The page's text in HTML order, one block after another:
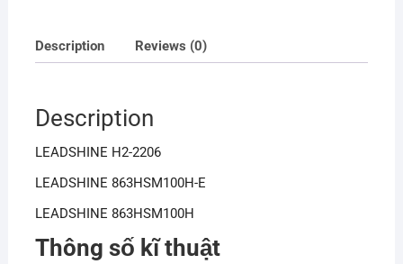
Description Reviews (0)
Description
LEADSHINE H2-2206
LEADSHINE 863HSM100H-E
LEADSHINE 863HSM100H
Thông số kĩ thuật